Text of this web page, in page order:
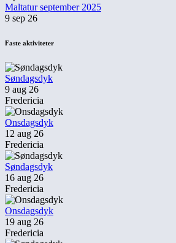
Maltatur september 2025
9 sep 26
Faste aktiviteter
Søndagsdyk
9 aug 26
Fredericia
Onsdagsdyk
12 aug 26
Fredericia
Søndagsdyk
16 aug 26
Fredericia
Onsdagsdyk
19 aug 26
Fredericia